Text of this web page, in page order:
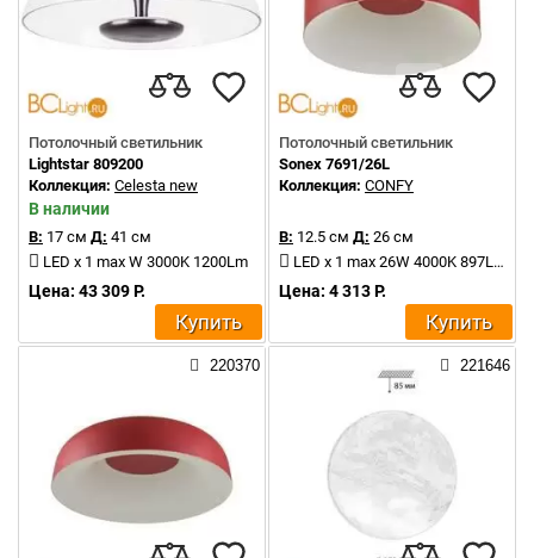
Потолочный светильник
Lightstar 809200
Коллекция: Celesta new
В наличии
В: 17 см Д: 41 см
LED x 1 max W 3000K 1200Lm
Цена: 43 309 Р.
Купить
Потолочный светильник
Sonex 7691/26L
Коллекция: CONFY
В: 12.5 см Д: 26 см
LED x 1 max 26W 4000K 897Lm
Цена: 4 313 Р.
Купить
220370 221646